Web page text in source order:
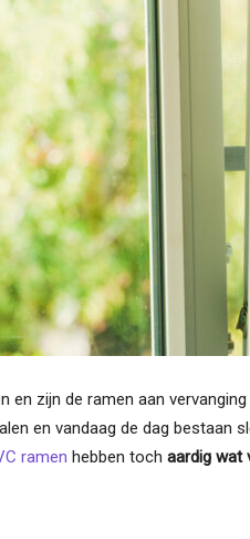
en zijn de ramen aan
en vandaag de dag bestaan
ramen hebben toch aardig wat